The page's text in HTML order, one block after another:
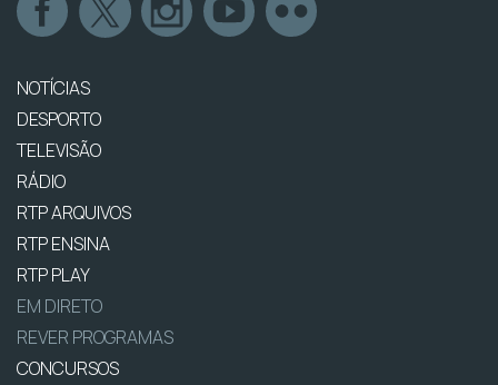
NOTÍCIAS
DESPORTO
TELEVISÃO
RÁDIO
RTP ARQUIVOS
RTP ENSINA
RTP PLAY
EM DIRETO
REVER PROGRAMAS
CONCURSOS